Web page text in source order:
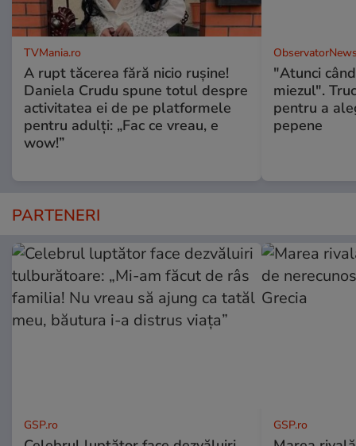
TVMania.ro
A rupt tăcerea fără nicio rușine!
Daniela Crudu spune totul despre
activitatea ei de pe platformele
pentru adulți: „Fac ce vreau, e
wow!”
"Atunci
miezul".
pentru a
pepene
PARTENERI
GSP.ro GSP.ro